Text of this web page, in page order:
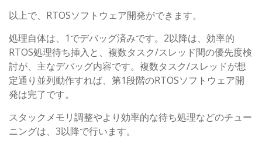
以上で、RTOSソフトウェア開発ができます。
処理自体は、1でデバッグ済みです。2以降は、効率的
RTOS処理待ち挿入と、複数タスク/スレッド間の優先度検
討が、主なデバッグ内容です。複数タスク/スレッドが想
定通り並列動作すれば、第1段階のRTOSソフトウェア開
発は完了です。
スタックメモリ調整やより効率的な待ち処理などのチュー
ニングは、3以降で行います。